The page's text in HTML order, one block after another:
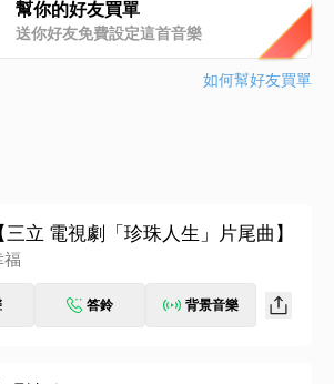
幫你的好友買單
送你好友免費設定這首音樂
如何幫好友買單
三立 電視劇「珍珠人生」片尾曲】
福
答鈴 背景音樂